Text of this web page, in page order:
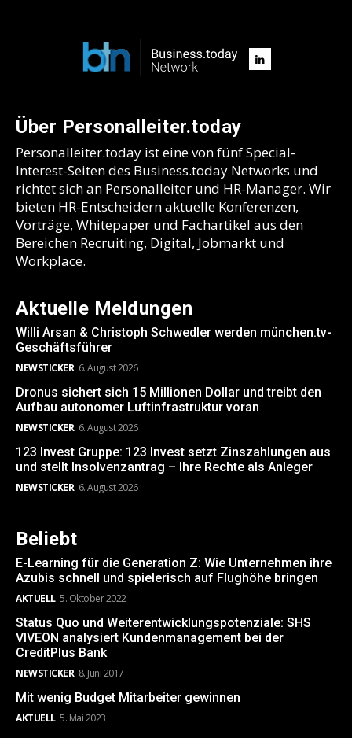
Über Personalleiter.today
Personalleiter.today ist eine von fünf Special-
Interest-Seiten des Business.today Networks und
richtet sich an Personalleiter und HR-Manager. Wir
bieten HR-Entscheidern aktuelle Konferenzen,
Vorträge, Whitepaper und Fachartikel aus den
Bereichen Recruiting, Digital, Jobmarkt und
Workplace.
Aktuelle Meldungen
Willi Arsan & Christoph Schwedler werden münchen.tv-
Geschäftsführer
NEWSTICKER 6. August 2026
Dronus sichert sich 15 Millionen Dollar und treibt den
Aufbau autonomer Luftinfrastruktur voran
NEWSTICKER 6. August 2026
123 Invest Gruppe: 123 Invest setzt Zinszahlungen aus
und stellt Insolvenzantrag – Ihre Rechte als Anleger
NEWSTICKER 6. August 2026
Beliebt
E-Learning für die Generation Z: Wie Unternehmen ihre
Azubis schnell und spielerisch auf Flughöhe bringen
AKTUELL 5. Oktober 2022
Status Quo und Weiterentwicklungspotenziale: SHS
VIVEON analysiert Kundenmanagement bei der
CreditPlus Bank
NEWSTICKER 8. Juni 2017
Mit wenig Budget Mitarbeiter gewinnen
AKTUELL 5. Mai 2023